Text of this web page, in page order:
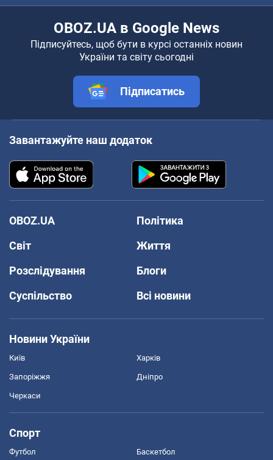
OBOZ.UA в Google News
Підписуйтесь, щоб бути в курсі останніх новин
України та світу сьогодні
Підписатись
Завантажуйте наш додаток
OBOZ.UA
Політика
Світ
Життя
Розслідування
Блоги
Суспільство
Всі новини
Новини України
Київ Харків
Запоріжжя Дніпро
Черкаси
Спорт
Футбол Баскетбол